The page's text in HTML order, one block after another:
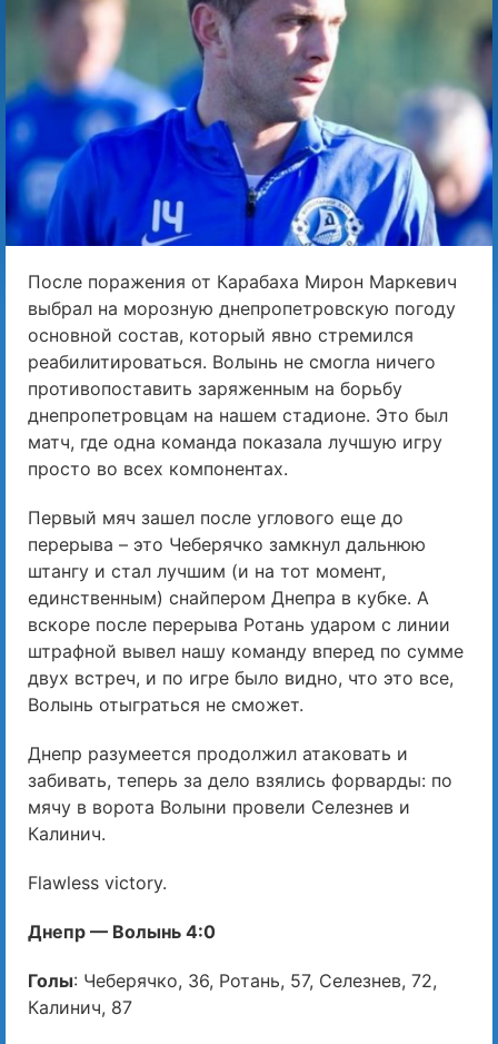
После поражения от Карабаха Мирон Маркевич
выбрал на морозную днепропетровскую погоду
основной состав, который явно стремился
реабилитироваться. Волынь не смогла ничего
противопоставить заряженным на борьбу
днепропетровцам на нашем стадионе. Это был
матч, где одна команда показала лучшую игру
просто во всех компонентах.
Первый мяч зашел после углового еще до
перерыва – это Чеберячко замкнул дальнюю
штангу и стал лучшим (и на тот момент,
единственным) снайпером Днепра в кубке. А
вскоре после перерыва Ротань ударом с линии
штрафной вывел нашу команду вперед по сумме
двух встреч, и по игре было видно, что это все,
Волынь отыграться не сможет.
Днепр разумеется продолжил атаковать и
забивать, теперь за дело взялись форварды: по
мячу в ворота Волыни провели Селезнев и
Калинич.
Flawless victory.
Днепр — Волынь 4:0
Голы: Чеберячко, 36, Ротань, 57, Селезнев, 72,
Калинич, 87